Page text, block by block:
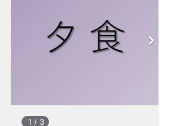
1 / 3